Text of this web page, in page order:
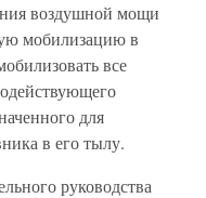
воздушной мощи
мобилизацию в
все
для
в его тылу.
руководства